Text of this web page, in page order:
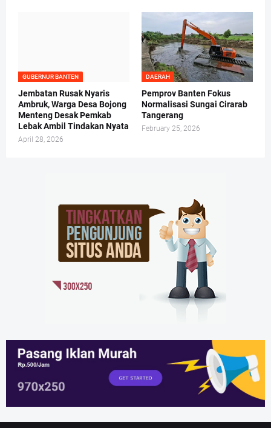
GUBERNUR BANTEN
Jembatan Rusak Nyaris
Ambruk, Warga Desa Bojong
Menteng Desak Pemkab
Lebak Ambil Tindakan Nyata
April 28, 2026
DAERAH
Pemprov Banten Fokus
Normalisasi Sungai Cirarab
Tangerang
February 25, 2026